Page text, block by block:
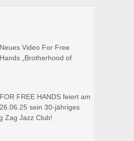
Neues Video For Free
Hands „Brotherhood of
FOR FREE HANDS feiert am
26.06.25 sein 30-jähriges
Zag Jazz Club!